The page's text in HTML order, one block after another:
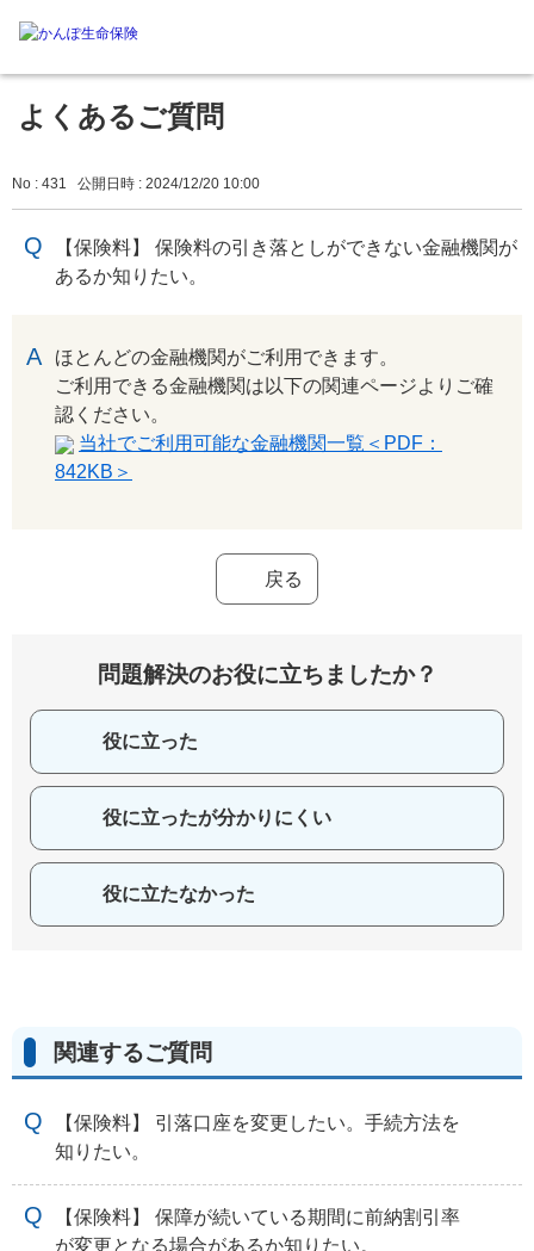
よくあるご質問
No : 431 公開日時 : 2024/12/20 10:00
【保険料】 保険料の引き落としができない金融機関が
あるか知りたい。
ほとんどの金融機関がご利用できます。
ご利用できる金融機関は以下の関連ページよりご確
認ください。
当社でご利用可能な金融機関一覧＜PDF：
842KB＞
戻る
問題解決のお役に立ちましたか？
役に立った
役に立ったが分かりにくい
役に立たなかった
関連するご質問
【保険料】 引落口座を変更したい。手続方法を
知りたい。
【保険料】 保障が続いている期間に前納割引率
が変更となる場合があるか知りたい。